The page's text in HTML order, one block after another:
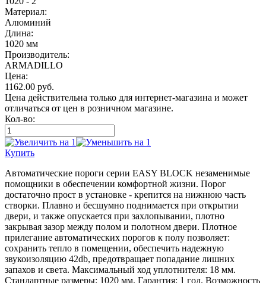
Материал:
Алюминий
Длина:
1020 мм
Производитель:
ARMADILLO
Цена:
1162.00 руб.
Цена действительна только для интернет-магазина и может
отличаться от цен в розничном магазине.
Кол-во:
Купить
Автоматические пороги серии EASY BLOCK незаменимые
помощники в обеспечении комфортной жизни. Порог
достаточно прост в установке - крепится на нижнюю часть
створки. Плавно и бесшумно поднимается при открытии
двери, и также опускается при захлопывании, плотно
закрывая зазор между полом и полотном двери. Плотное
прилегание автоматических порогов к полу позволяет:
сохранить тепло в помещении, обеспечить надежную
звукоизоляцию 42db, предотвращает попадание лишних
запахов и света. Максимальный ход уплотнителя: 18 мм.
Стандартные размеры: 1020 мм. Гарантия: 1 год. Возможность